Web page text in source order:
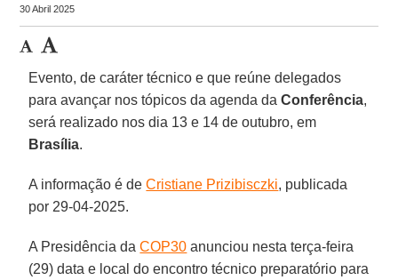
30 Abril 2025
Evento, de caráter técnico e que reúne delegados
para avançar nos tópicos da agenda daConferência,
será realizado nos dia 13 e 14 de outubro, em
Brasília.
A informação é deCristiane Prizibisczki, publicada
por 29-04-2025.
A Presidência daCOP30 anunciou nesta terça-feira
(29) data e local do encontro técnico preparatório para